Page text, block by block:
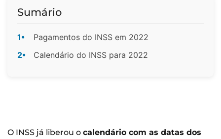
Sumário
1•
Pagamentos do INSS em 2022
2•
Calendário do INSS para 2022
O INSS já liberou o calendário com as datas dos